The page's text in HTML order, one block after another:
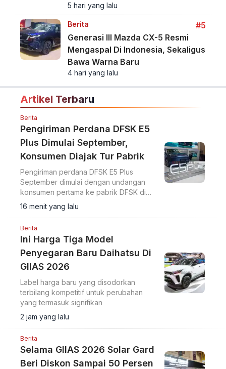
5 hari yang lalu
Berita
#5
Generasi III Mazda CX-5 Resmi
Mengaspal Di Indonesia, Sekaligus
Bawa Warna Baru
4 hari yang lalu
Artikel Terbaru
Berita
Pengiriman Perdana DFSK E5
Plus Dimulai September,
Konsumen Diajak Tur Pabrik
Pengiriman perdana DFSK E5 Plus
September dimulai dengan undangan
konsumen pertama ke pabrik DFSK di
Cikande untuk melihat proses produksi
16 menit yang lalu
Berita
Ini Harga Tiga Model
Penyegaran Baru Daihatsu Di
GIIAS 2026
Label harga baru yang disodorkan
terbilang kompetitif untuk perubahan
yang termasuk signifikan
2 jam yang lalu
Berita
Selama GIIAS 2026 Solar Gard
Beri Diskon Sampai 50 Persen